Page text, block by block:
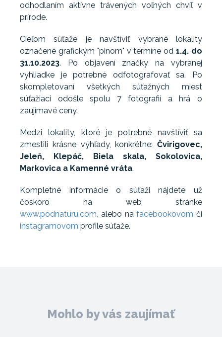
odhodlaním aktívne trávených voľných chvíľ v
prírode.
Cieľom súťaže je navštíviť vybrané lokality
označené grafickým "pinom" v termíne od1.4. do
31.10.2023. Po objavení značky na vybranej
vyhliadke je potrebné odfotografovať sa. Po
skompletovaní všetkých súťažných miest
súťažiaci odošle spolu 7 fotografií a hrá o
zaujímavé ceny.
Medzi lokality, ktoré je potrebné navštíviť sa
zmestili krásne výhľady, konkrétne: Čvirigovec,
Jeleň, Klepáč, Biela skala, Sokolovica,
Markovica a Kamenné vráta.
Kompletné informácie o súťaži nájdete už
čoskoro na web stránke
www.podnaturu.com, alebo nafacebookovom či
instagramovom profile súťaže.
Mohlo by vás zaujímať